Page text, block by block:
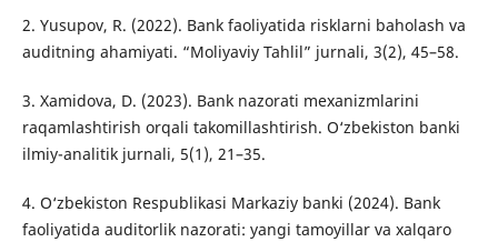
2. Yusupov, R. (2022). Bank faoliyatida risklarni baholash va
auditning ahamiyati. “Moliyaviy Tahlil” jurnali, 3(2), 45–58.
3. Xamidova, D. (2023). Bank nazorati mexanizmlarini
raqamlashtirish orqali takomillashtirish. O‘zbekiston banki
ilmiy-analitik jurnali, 5(1), 21–35.
4. O‘zbekiston Respublikasi Markaziy banki (2024). Bank
faoliyatida auditorlik nazorati: yangi tamoyillar va xalqaro